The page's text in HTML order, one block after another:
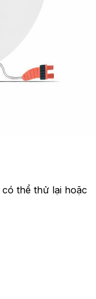
thể thử lại hoặc